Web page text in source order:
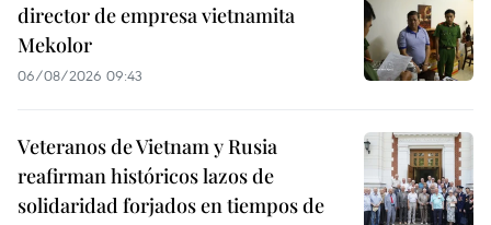
director de empresa vietnamita
Mekolor
06/08/2026 09:43
Veteranos de Vietnam y Rusia
reafirman históricos lazos de
solidaridad forjados en tiempos de